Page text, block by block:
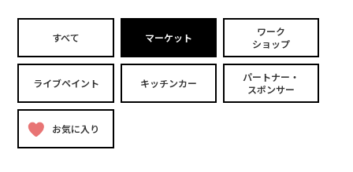
すべて マーケット
ワーク
ショップ
ライブペイント キッチンカー
パートナー・
スポンサー
お気に入り